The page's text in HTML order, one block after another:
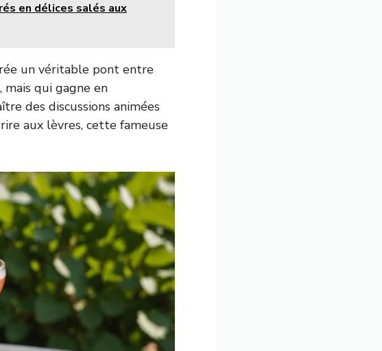
en délices salés aux
un véritable pont entre
qui gagne en
des discussions animées
aux lèvres, cette fameuse